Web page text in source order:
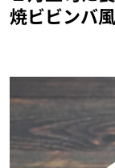
焼ビビンバ